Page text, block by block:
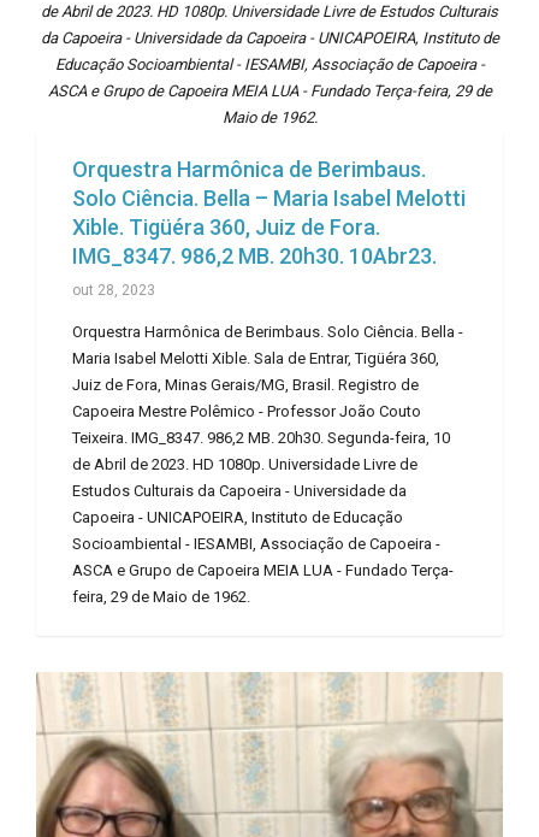
de Abril de 2023. HD 1080p. Universidade Livre de Estudos Culturais
da Capoeira - Universidade da Capoeira - UNICAPOEIRA, Instituto de
Educação Socioambiental - IESAMBI, Associação de Capoeira -
ASCA e Grupo de Capoeira MEIA LUA - Fundado Terça-feira, 29 de
Maio de 1962.
Orquestra Harmônica de Berimbaus.
Solo Ciência. Bella – Maria Isabel Melotti
Xible. Tigüéra 360, Juiz de Fora.
IMG_8347. 986,2 MB. 20h30. 10Abr23.
out 28, 2023
Orquestra Harmônica de Berimbaus. Solo Ciência. Bella -
Maria Isabel Melotti Xible. Sala de Entrar, Tigüéra 360,
Juiz de Fora, Minas Gerais/MG, Brasil. Registro de
Capoeira Mestre Polêmico - Professor João Couto
Teixeira. IMG_8347. 986,2 MB. 20h30. Segunda-feira, 10
de Abril de 2023. HD 1080p. Universidade Livre de
Estudos Culturais da Capoeira - Universidade da
Capoeira - UNICAPOEIRA, Instituto de Educação
Socioambiental - IESAMBI, Associação de Capoeira -
ASCA e Grupo de Capoeira MEIA LUA - Fundado Terça-
feira, 29 de Maio de 1962.